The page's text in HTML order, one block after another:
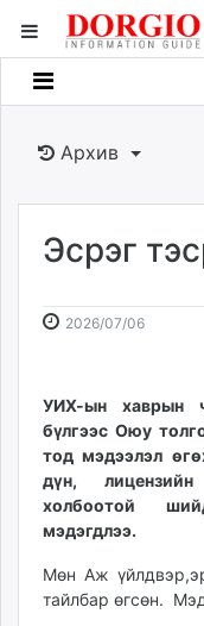
Мэдээллийн
Банк санхүү
Бизнес ААН
Төрийн
Нийслэлийн
caak.mn
news.mn
zindaa.mn
Baabar.mn
mnb.mn
Livetv.mn
Архив
Эсрэг
2026/07/062026-
2026-
УИХ-ын хаврын
бүлгээс Оюу
тод мэдээлэл
дүн,
холбоотой
мэдэгдлээ.
Мөн Аж
тайлбар өгсөн.